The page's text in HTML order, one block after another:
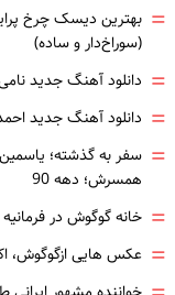
= بهترین دیسک چرخ
(سوراخ‌دار و ساده)
= دانلود آهنگ جدید
= دانلود آهنگ جدید
= سفر به گذشته؛
همسرش؛ دهه 90
= خانه گوگوش در
= عکس هایی ازگوگوش،